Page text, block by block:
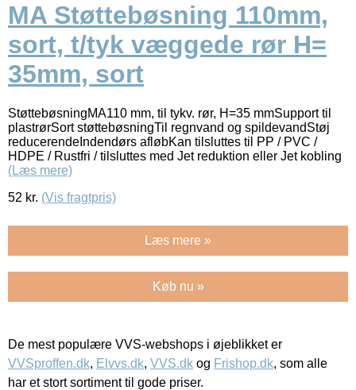
MA Støttebøsning 110mm,
sort, t/tyk væggede rør H=
35mm, sort
StøttebøsningMA110 mm, til tykv. rør, H=35 mmSupport til
plastrørSort støttebøsningTil regnvand og spildevandStøj
reducerendeIndendørs afløbKan tilsluttes til PP / PVC /
HDPE / Rustfri / tilsluttes med Jet reduktion eller Jet kobling
(Læs mere)
52 kr. (Vis fragtpris)
Læs mere »
Køb nu »
De mest populære VVS-webshops i øjeblikket er
VVSproffen.dk, Elvvs.dk, VVS.dk og Frishop.dk, som alle
har et stort sortiment til gode priser.